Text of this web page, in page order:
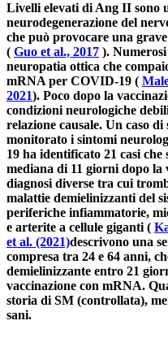
Livelli elevati di Ang II sono
neurodegenerazione del
che può provocare una
( Guo et al., 2017 ).
neuropatia ottica che
mRNA per COVID-19 (
2021). Poco dopo la
condizioni neurologiche
relazione causale. Un caso
monitorato i sintomi
19 ha identificato 21 casi
mediana di 11 giorni dopo la
diagnosi diverse tra cui
malattie demielinizzanti del
periferiche infiammatorie,
e arterite a cellule giganti (
et al. (2021)descrivono una
compresa tra 24 e 64 anni,
demielinizzante entro 21
vaccinazione con mRNA.
storia di SM (controllata),
sani.